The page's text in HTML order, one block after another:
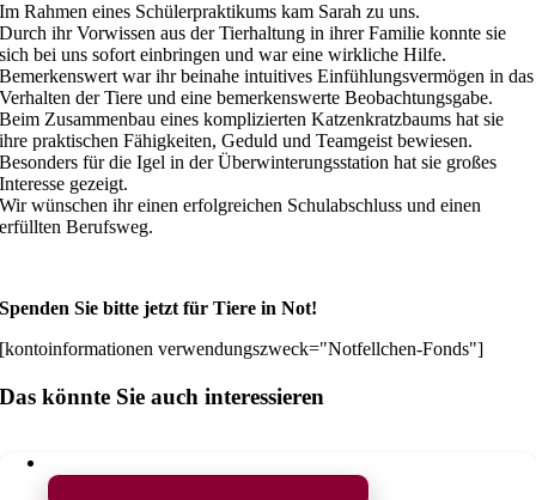
Im Rahmen eines Schülerpraktikums kam Sarah zu uns.
Durch ihr Vorwissen aus der Tierhaltung in ihrer Familie konnte sie
sich bei uns sofort einbringen und war eine wirkliche Hilfe.
Bemerkenswert war ihr beinahe intuitives Einfühlungsvermögen in das
Verhalten der Tiere und eine bemerkenswerte Beobachtungsgabe.
Beim Zusammenbau eines komplizierten Katzenkratzbaums hat sie
ihre praktischen Fähigkeiten, Geduld und Teamgeist bewiesen.
Besonders für die Igel in der Überwinterungsstation hat sie großes
Interesse gezeigt.
Wir wünschen ihr einen erfolgreichen Schulabschluss und einen
erfüllten Berufsweg.
Spenden Sie bitte jetzt für Tiere in Not!
[kontoinformationen verwendungszweck="Notfellchen-Fonds"]
Das könnte Sie auch interessieren